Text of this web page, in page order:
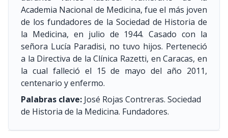
Academia Nacional de Medicina, fue el más joven
de los fundadores de la Sociedad de Historia de
la Medicina, en julio de 1944. Casado con la
señora Lucía Paradisi, no tuvo hijos. Perteneció
a la Directiva de la Clínica Razetti, en Caracas, en
la cual falleció el 15 de mayo del año 2011,
centenario y enfermo.
Palabras clave: José Rojas Contreras. Sociedad
de Historia de la Medicina. Fundadores.